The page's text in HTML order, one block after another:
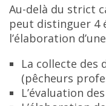
Au-delà du strict
peut distinguer 4
l’élaboration
La collecte des
(pêcheurs
L’évaluation